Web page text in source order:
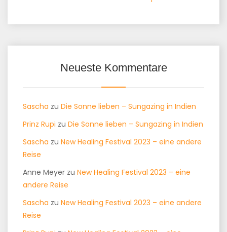
Neueste Kommentare
Sascha zu Die Sonne lieben – Sungazing in Indien
Prinz Rupi zu Die Sonne lieben – Sungazing in Indien
Sascha zu New Healing Festival 2023 – eine andere
Reise
Anne Meyer zu New Healing Festival 2023 – eine
andere Reise
Sascha zu New Healing Festival 2023 – eine andere
Reise